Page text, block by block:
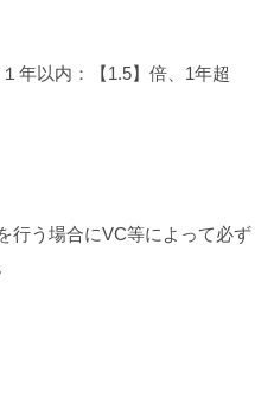
年以内：【1.5】倍、1年超
行う場合にVC等によって必ず